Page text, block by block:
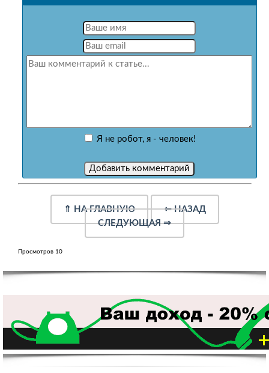
Я не робот, я - человек!
⇑ НА ГЛАВНУЮ ⇐НАЗАД
СЛЕДУЮЩАЯ⇒
Просмотров 10